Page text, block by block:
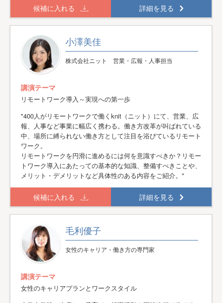
候補に入れる 詳細を見る
小澤美佳
株式会社ニット 営業・広報・人事担当
講演テーマ
リモートワーク導入～実現への第一歩
"400人がリモートワークで働くknit（ニット）にて、営業、広
報、人事など事業に幅広く携わる。働き方改革が叫ばれている
中、場所に縛られない働き方として注目を浴びているリモート
ワーク。
リモートワークを円滑に進めるには何を意識すべきか？リモー
トワーク導入にあたっての基本的な知識、整備すべきことや、
メリット・デメリットなど具体性のある内容をご紹介。"
候補に入れる 詳細を見る
毛利優子
女性のキャリア・働き方の専門家
講演テーマ
女性のキャリアプランとワークスタイル